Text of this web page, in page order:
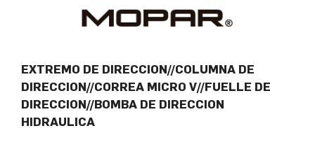
EXTREMO DE DIRECCION//COLUMNA DE
DIRECCION//CORREA MICRO V//FUELLE DE
DIRECCION//BOMBA DE DIRECCION
HIDRAULICA